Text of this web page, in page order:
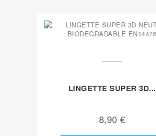
LINGETTE SUPER 3D...
8,90 €